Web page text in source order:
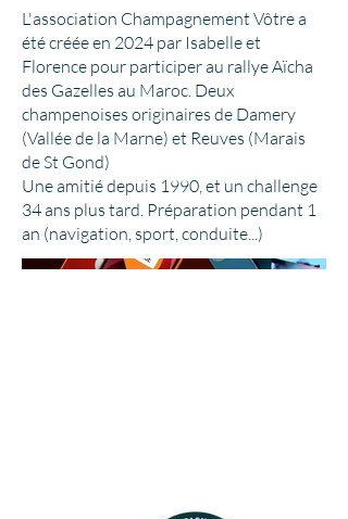
L'association Champagnement Vôtre a
été créée en 2024 par Isabelle et
Florence pour participer au rallye Aïcha
des Gazelles au Maroc. Deux
champenoises originaires de Damery
(Vallée de la Marne) et Reuves (Marais
de St Gond)
Une amitié depuis 1990, et un challenge
34 ans plus tard. Préparation pendant 1
an (navigation, sport, conduite...)